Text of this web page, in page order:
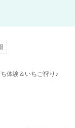
体験＆いちご狩り♪